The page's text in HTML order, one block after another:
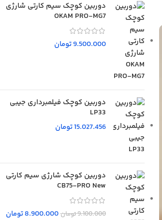
دوربین کوچک سیم کارتی شارژی
OKAM PRO-MG7
9.500.000تومان
دوربین کوچک فیلمبرداری جیبی
LP33
15.027.456تومان
دوربین کوچک شارژی سیم کارتی
CB75-PRO New
9.100.000تومان8.900.000تومان